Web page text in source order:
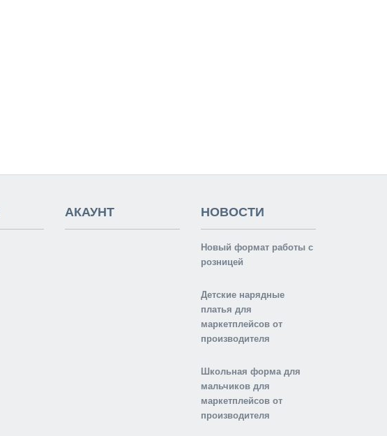
АКАУНТ НОВОСТИ
Новый формат работы с
розницей
Детские нарядные
платья для
маркетплейсов от
производителя
Школьная форма для
мальчиков для
маркетплейсов от
производителя